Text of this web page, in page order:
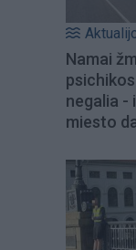
Namai
negalia -
miesto